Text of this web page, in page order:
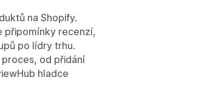
na Shopify.
připomínky recenzí,
po lídry trhu.
od přidání
hladce